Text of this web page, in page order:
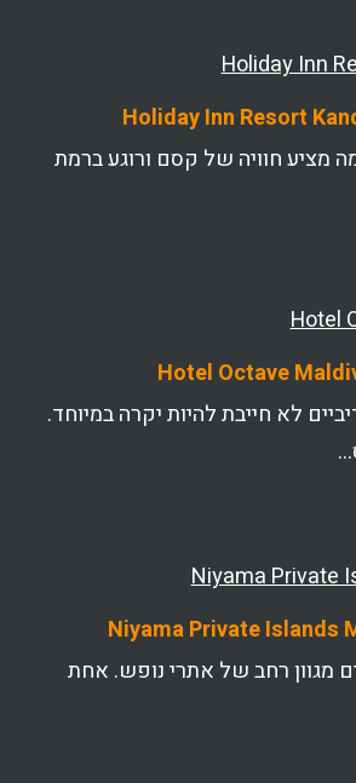
Holiday Inn Resort
מציע חוויה של קסם ורוגע ברמת
Hotel Octave
לא חייבת להיות יקרה במיוחד.
Niyama Private Islands
מגוון רחב של אתרי נופש. אחת